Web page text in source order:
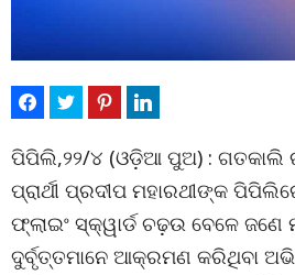
ପିପିଲି,୨୨/୪ (ଓଡ଼ିଆ ପୁଅ) : ଗତକାଲି
ପ୍ରାର୍ଥୀ ପ୍ରଦୀପ ମହାରଥୀଙ୍କ
ଫ୍ଲାଇଂ ସ୍କ୍ୱାର୍ଡ ଚଢ଼ଉ ବେଳେ
ଦୁର୍ବୃତ୍ତମାନେ ଆକ୍ରମଣ କରିଥିବା